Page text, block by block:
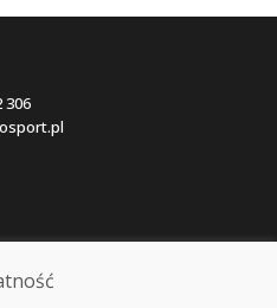
306